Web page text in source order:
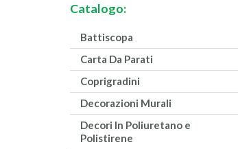
Catalogo:
Battiscopa
Carta Da Parati
Coprigradini
Decorazioni Murali
Decori In Poliuretano e
Polistirene